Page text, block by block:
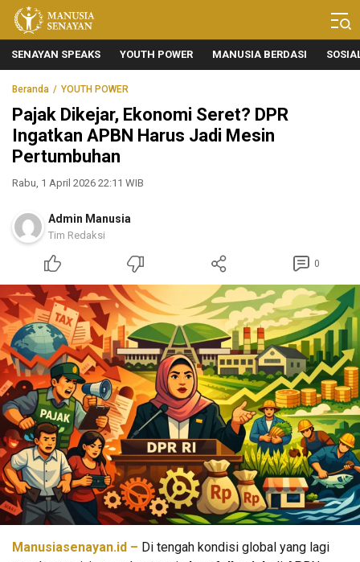
Manusia Senayan
Manusia Bicara, Senayan Bersuara
SENAYAN SPEAKS YOUTH POWER MANUSIA BERDASI
Beranda YOUTH POWER
Pajak Dikejar, Ekonomi Seret? DPR
Ingatkan APBN Harus Jadi Mesin
Pertumbuhan
Rabu, 1 April 2026 22:11 WIB
Admin Manusia
Tim Redaksi
0
Manusiasenayan.id – Di tengah kondisi global yang lagi